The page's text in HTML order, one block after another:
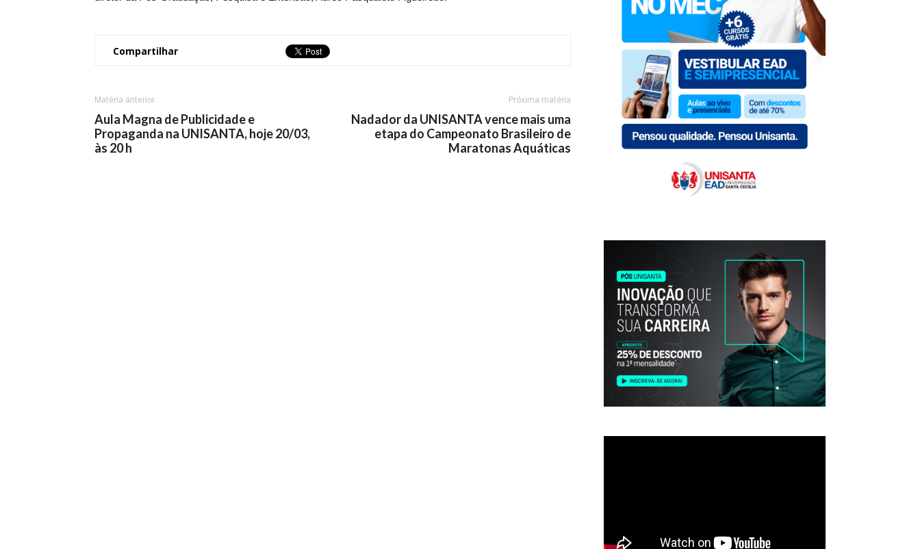
Compartilhar
Matéria anterior
Aula Magna de Publicidade e
Propaganda na UNISANTA, hoje 20/03,
às 20 h
Próxima matéria
Nadador da UNISANTA vence mais uma
etapa do Campeonato Brasileiro de
Maratonas Aquáticas